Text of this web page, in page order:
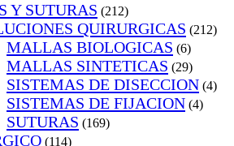
Y SUTURAS (212)
QUIRURGICAS (212)
MALLAS BIOLOGICAS (6)
MALLAS SINTETICAS (29)
SISTEMAS DE DISECCION (4)
SISTEMAS DE FIJACION (4)
SUTURAS (169)
(114)